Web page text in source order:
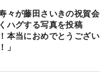
々が藤田さいきの祝賀会
ハグする写真を投稿
！本当におめでとうござい
」